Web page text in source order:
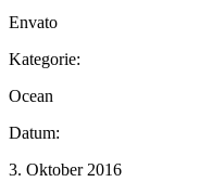
Envato
Kategorie:
Ocean
Datum:
3. Oktober 2016